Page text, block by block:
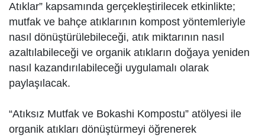
Atıklar” kapsamında gerçekleştirilecek etkinlikte;
mutfak ve bahçe atıklarının kompost yöntemleriyle
nasıl dönüştürülebileceği, atık miktarının nasıl
azaltılabileceği ve organik atıkların doğaya yeniden
nasıl kazandırılabileceği uygulamalı olarak
paylaşılacak.
“Atıksız Mutfak ve Bokashi Kompostu” atölyesi ile
organik atıkları dönüştürmeyi öğrenerek